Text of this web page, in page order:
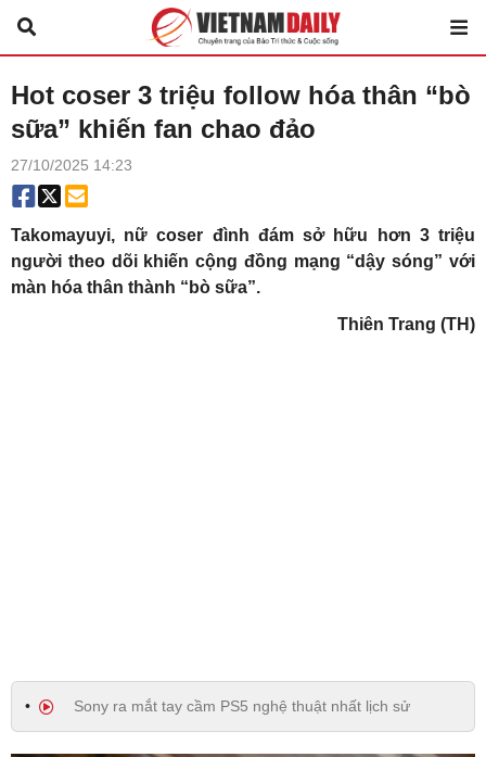
Hot coser 3 triệu follow hóa thân “bò
sữa” khiến fan chao đảo
27/10/2025 14:23
Takomayuyi, nữ coser đình đám sở hữu hơn 3 triệu
người theo dõi khiến cộng đồng mạng “dậy sóng” với
màn hóa thân thành “bò sữa”.
Thiên Trang (TH)
Sony ra mắt tay cầm PS5 nghệ thuật nhất lịch sử